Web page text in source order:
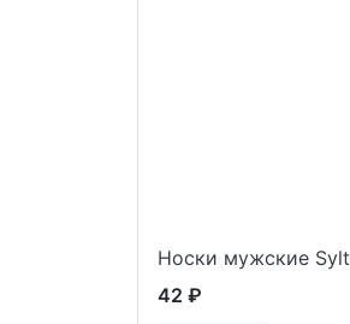
Носки мужские
42 ₽